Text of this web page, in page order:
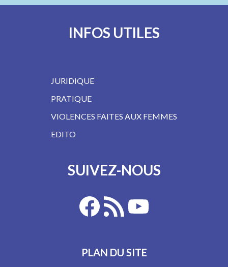
INFOS UTILES
JURIDIQUE
PRATIQUE
VIOLENCES FAITES AUX FEMMES
EDITO
SUIVEZ-NOUS
PLAN DU SITE